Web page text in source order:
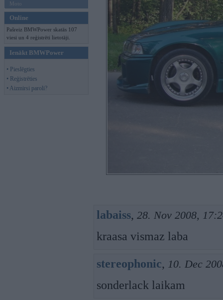
Moto
Online
Pašreiz BMWPower skatās 107
viesi un 4 reģistrēti lietotāji.
Ienākt BMWPower
• Pieslēgties
• Reģistrēties
• Aizmirsi paroli?
labaiss, 28. Nov 2008,
kraasa vismaz laba
stereophonic, 10. Dec
sonderlack laikam